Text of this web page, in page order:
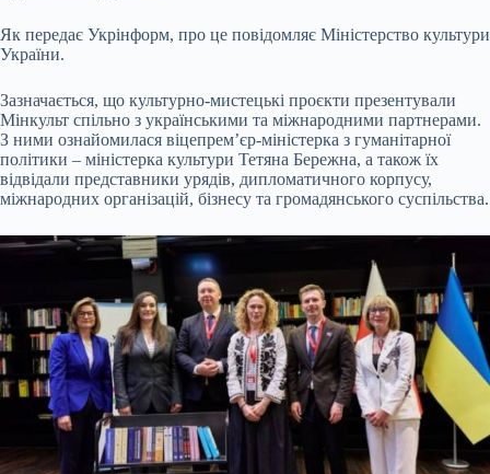
Як передає Укрінформ, про це повідомляє Міністерство культури
України.
Зазначається, що культурно-мистецькі проєкти презентували
Мінкульт спільно з українськими та міжнародними партнерами.
З ними ознайомилася віцепрем’єр-міністерка з гуманітарної
політики – міністерка культури Тетяна Бережна, а також їх
відвідали представники урядів, дипломатичного корпусу,
міжнародних організацій, бізнесу та громадянського суспільства.